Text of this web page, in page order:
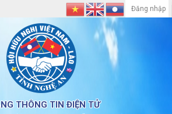
THÔNG TIN ĐIỆN TỬ
Đăng nhập